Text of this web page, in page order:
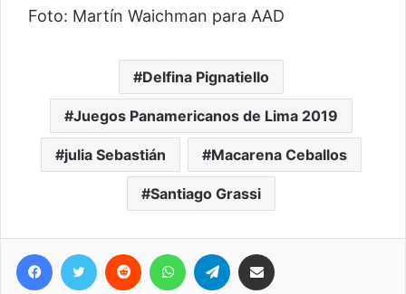
Foto: Martín Waichman para AAD
Delfina Pignatiello
Juegos Panamericanos de Lima 2019
julia Sebastián Macarena Ceballos
Santiago Grassi
Facebook
Twitter Reddit WhatsAppTelegram